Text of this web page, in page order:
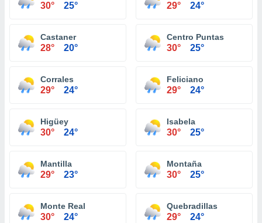
30° 25° 29° 24°
Castaner
28° 20°
Centro Puntas
30° 25°
Corrales
29° 24°
Feliciano
29° 24°
Higüey
30° 24°
Isabela
30° 25°
Mantilla
29° 23°
Montaña
30° 25°
Monte Real
30° 24°
Quebradillas
29° 24°